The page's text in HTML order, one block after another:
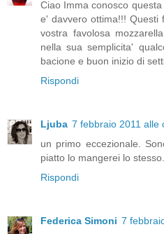
Ciao Imma conosco
e' davvero ottima!!! Questi
vostra favolosa
nella sua semplicita'
bacione e buon inizio di
Rispondi
Ljuba 7 febbraio 2011 alle
un primo eccezionale.
piatto lo mangerei lo
Rispondi
Federica Simoni 7